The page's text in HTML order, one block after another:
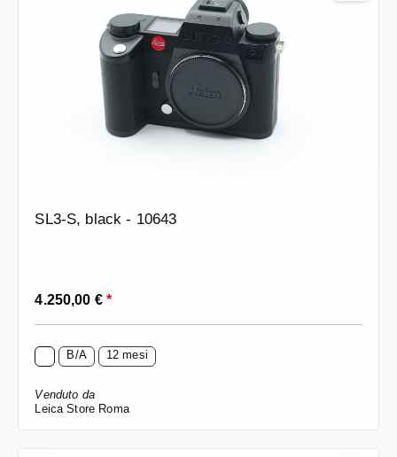
SL3-S, black - 10643
Prezzo normale:
4.250,00 €*
B/A 12 mesi
Venduto da
Leica Store Roma